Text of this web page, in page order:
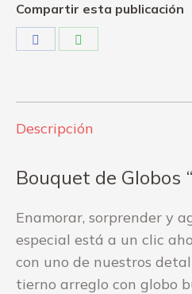
Compartir esta publicación
Descripción
Bouquet de Globos
Enamorar, sorprender y
especial está a un clic
con uno de nuestros
tierno arreglo con globo